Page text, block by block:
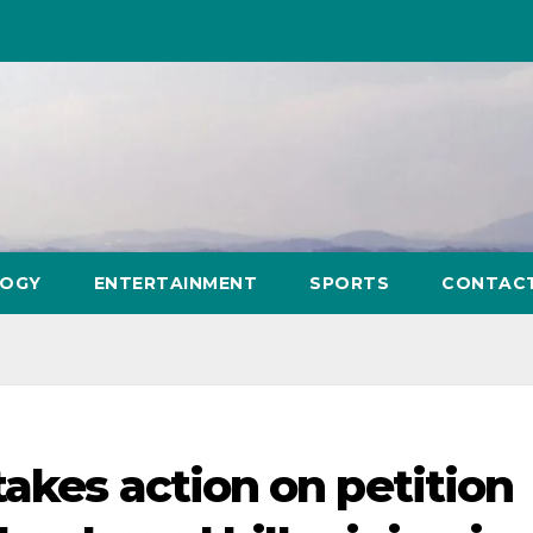
ENTERTAINMENT SPORTS
action on petition